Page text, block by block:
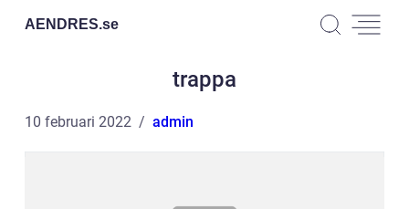
AENDRES.se
trappa
10 februari 2022 admin